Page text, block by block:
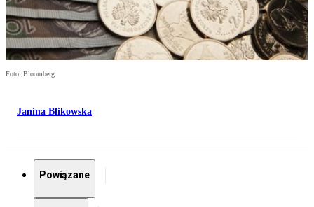
Foto: Bloomberg
Janina Blikowska
Powiązane